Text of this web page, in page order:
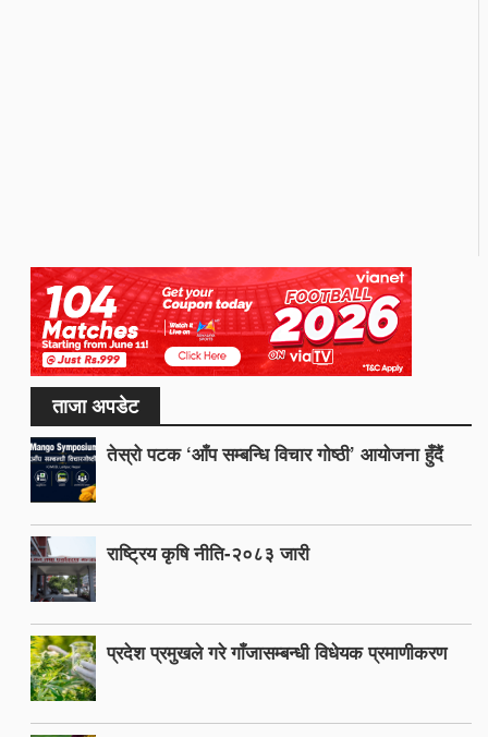
ताजा अपडेट
तेस्रो पटक ‘आँप सम्बन्धि विचार गोष्ठी’ आयोजना हुँदैं
राष्ट्रिय कृषि नीति-२०८३ जारी
प्रदेश प्रमुखले गरे गाँजासम्बन्धी विधेयक प्रमाणीकरण